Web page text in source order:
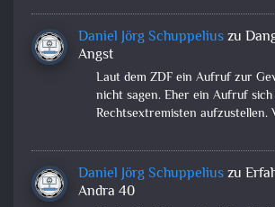
Daniel Jörg Schuppeliuszu
Angst
Laut dem ZDF ein Aufruf zur
nicht sagen. Eher ein Aufruf sich
Rechtsextremisten aufzustellen.
Daniel Jörg Schuppeliuszu
Andra 40